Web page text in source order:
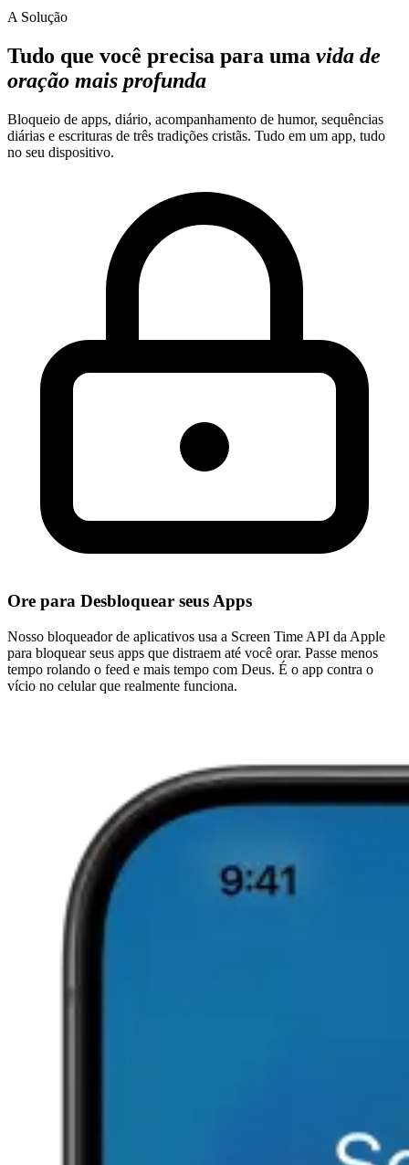
A Solução
Tudo que você precisa para uma vida de
oração mais profunda
Bloqueio de apps, diário, acompanhamento de humor, sequências
diárias e escrituras de três tradições cristãs. Tudo em um app, tudo
no seu dispositivo.
Ore para Desbloquear seus Apps
Nosso bloqueador de aplicativos usa a Screen Time API da Apple
para bloquear seus apps que distraem até você orar. Passe menos
tempo rolando o feed e mais tempo com Deus. É o app contra o
vício no celular que realmente funciona.